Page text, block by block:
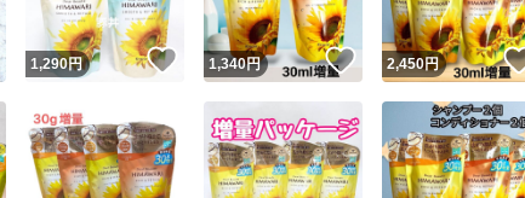
いいね！
1,290円 いいね！
1,340円 いいね！
2,450円